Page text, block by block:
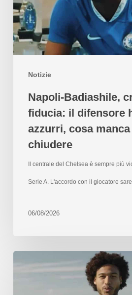
Notizie
Napoli-Badiashile,
fiducia: il difensore
azzurri, cosa
chiudere
Il centrale del Chelsea è sempre più
Serie A. L'accordo con il giocatore
06/08/2026